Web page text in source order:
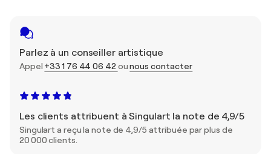
Parlez à un conseiller artistique
Appel +33 1 76 44 06 42 ounous contacter
Les clients attribuent à Singulart la note de 4,9/5
Singulart a reçu la note de 4,9/5 attribuée par plus de
20 000 clients.